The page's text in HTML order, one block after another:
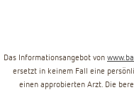
Das Informationsangebot von
ersetzt in keinem Fall eine
einen approbierten Arzt. Die